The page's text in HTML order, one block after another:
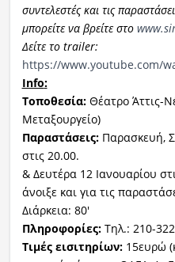
συντελεστές και τις
μπορείτε να βρείτε στο www.
Δείτε το trailer:
https://www.youtube.com/
Info:
Τοποθεσία: Θέατρο Άττις-
Μεταξουργείο)
Παραστάσεις:Παρασκευή,
στις 20.00.
& Δευτέρα 12 Ιανουαρίου
άνοιξε και για τις
Διάρκεια: 80′
Πληροφορίες:Τηλ.: 210-
Τιμές εισιτηρίων: 15ευρώ